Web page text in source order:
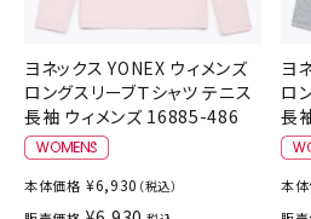
ヨネックス YONEX ウィメンズ
ロングスリーブＴシャツ テニス
長袖 ウィメンズ 16885-486
本体価格 ¥6,930 （税込）
ヨ
ロ
長
本